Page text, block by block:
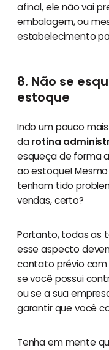
afinal, ele não vai
embalagem, ou
estabelecimento
8. Não se
estoque
Indo um pouco
darotina
esqueça de forma
ao estoque!
tenham tido
vendas, certo?
Portanto, todas as
esse aspecto
contato prévio com
se você possui
ou se a sua
garantir que você
Tenha em mente